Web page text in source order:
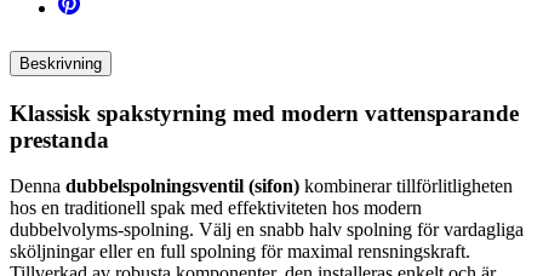
Beskrivning
Klassisk spakstyrning med modern vattensparande
prestanda
Denna dubbelspolningsventil (sifon) kombinerar tillförlitligheten
hos en traditionell spak med effektiviteten hos modern
dubbelvolyms-spolning. Välj en snabb halv spolning för vardagliga
sköljningar eller en full spolning för maximal rensningskraft.